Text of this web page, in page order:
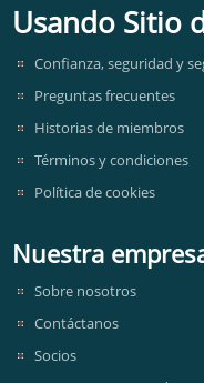
Usando Sitio
Confianza, seguridad y
Preguntas frecuentes
Historias de miembros
Términos y condiciones
Política de cookies
Nuestra
Sobre nosotros
Contáctanos
Socios